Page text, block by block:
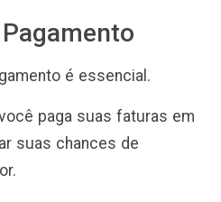
é essencial.
paga suas faturas em
suas chances de